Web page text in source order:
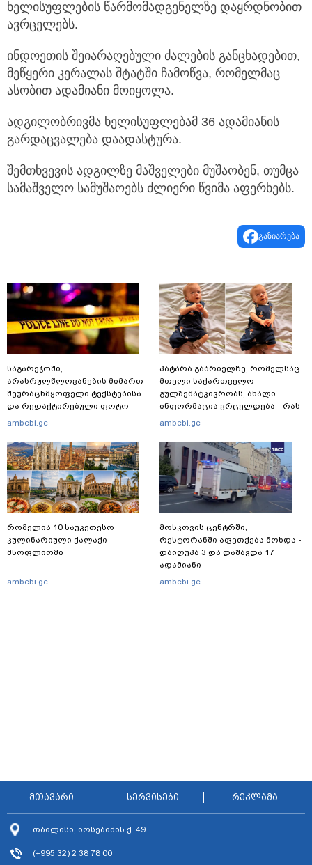
ხელისუფლების წარმომადგენელზე დაყრდნობით
ავრცელებს.
ინდოეთის შეიარაღებული ძალების განცხადებით,
მეწყერი კერალას შტატში ჩამოწვა, რომელმაც
ასობით ადამიანი მოიყოლა.
ადგილობრივმა ხელისუფლებამ 36 ადამიანის
გარდაცვალება დაადასტურა.
შემთხვევის ადგილზე მაშველები მუშაობენ, თუმცა
სამაშველო სამუშაოებს ძლიერი წვიმა აფერხებს.
გაზიარება
საგარეჯოში,
არასრულწლოვანების მიმართ
შეურაცხმყოფელი ტექსტებისა
და რედაქტირებული ფოტო-
ვიდეომასალის გავრცელების
ავრცელებს
ambebi.ge
რომელია 10 საუკეთესო
კულინარიული ქალაქი
მსოფლიოში
ambebi.ge
პატარა გაბრიელზე, რომელსაც
მთელი საქართველო
გულშემატკივრობს, ახალი
ინფორმაცია ვრცელდება - რას
წერს ბიჭუნას დედა?
ambebi.ge
მოსკოვის ცენტრში,
რესტორანში აფეთქება მოხდა -
დაიღუპა 3 და დაშავდა 17
ადამიანი
ambebi.ge
მთავარი სერვისები რეკლამა
თბილისი, იოსებიძის ქ. 49
(+995 32) 2 38 78 00